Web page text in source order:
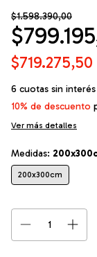
$1.598.390,00
$719.275,50
6 cuotas sin
10% de descuento
Ver más detalles
Medidas:
200x300cm